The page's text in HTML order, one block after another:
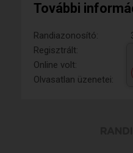
További
Randiazonosító:
Regisztrált:
Online volt:
Olvasatlan üzenetei: